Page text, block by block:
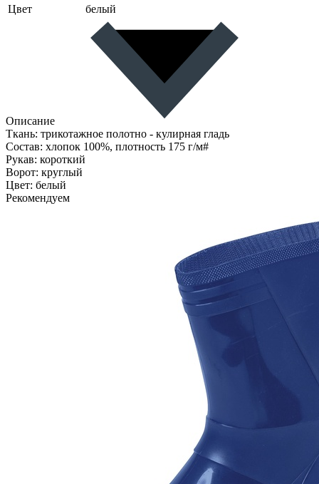
Цвет
белый
Описание
Ткань: трикотажное полотно - кулирная гладь
Состав: хлопок 100%, плотность 175 г/м#
Рукав: короткий
Ворот: круглый
Цвет: белый
Рекомендуем